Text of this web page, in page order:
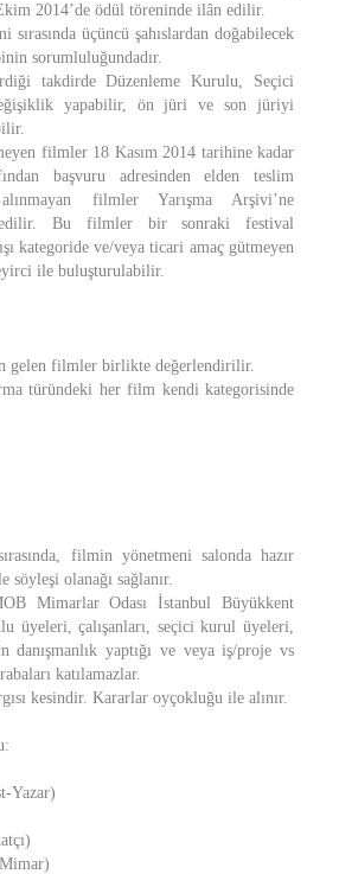
2014’de ödül töreninde ilân edilir.
üçüncü şahıslardan doğabilecek
sorumluluğundadır.
takdirde Düzenleme Kurulu, Seçici
yapabilir, ön jüri ve son jüriyi
filmler 18 Kasım 2014 tarihine kadar
başvuru adresinden elden teslim
filmler Yarışma Arşivi’ne
Bu filmler bir sonraki festival
kategoride ve/veya ticari amaç gütmeyen
ile buluşturulabilir.
gelen filmler birlikte değerlendirilir.
türündeki her film kendi kategorisinde
filmin yönetmeni salonda hazır
olanağı sağlanır.
Mimarlar Odası İstanbul Büyükkent
üyeleri, çalışanları, seçici kurul üyeleri,
danışmanlık yaptığı ve veya iş/proje vs
katılamazlar.
kesindir. Kararlar oyçokluğu ile alınır.
Yazar)